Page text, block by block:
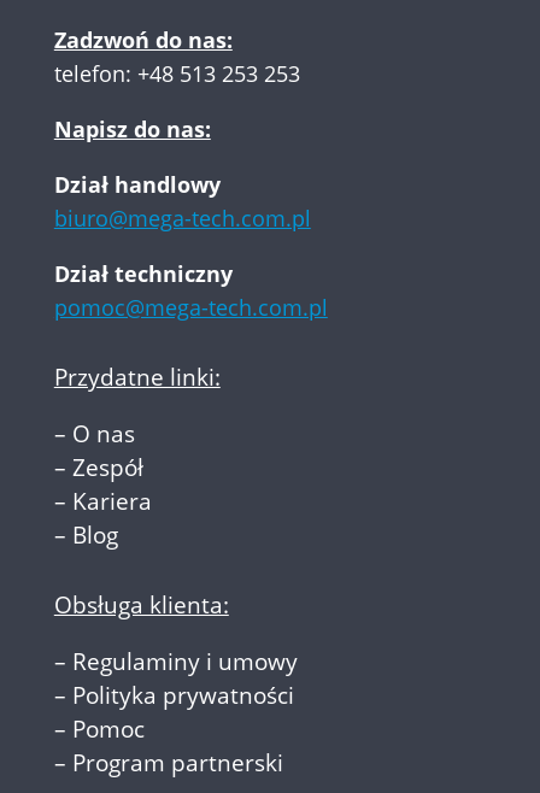
Zadzwoń do nas:
telefon: +48 513 253 253
Napisz do nas:
Dział handlowy
biuro@mega-tech.com.pl
Dział techniczny
pomoc@mega-tech.com.pl
Przydatne linki:
– O nas
– Zespół
– Kariera
– Blog
Obsługa klienta:
– Regulaminy i umowy
– Polityka prywatności
– Pomoc
– Program partnerski